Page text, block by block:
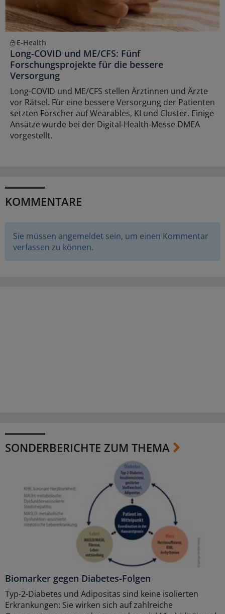
E-Health
Long-COVID und ME/CFS: Fünf
Forschungsprojekte für die bessere
Versorgung
Long-COVID und ME/CFS stellen Ärztinnen und Ärzte
vor Rätsel. Für eine bessere Versorgung der Patienten
setzten Forscher auf Wearables, KI und Cluster. Einige
Ansätze wurde bei der Digital-Health-Messe DMEA
vorgestellt.
KOMMENTARE
Sie müssen angemeldet sein, um einen Kommentar
verfassen zu können.
SONDERBERICHTE ZUM THEMA
Biomarker gegen Diabetes-Folgen
Typ-2-Diabetes und Adipositas sind keine isolierten
Erkrankungen: Sie wirken sich auf zahlreiche